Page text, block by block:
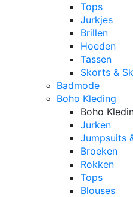
Tops
Jurkjes
Brillen
Hoeden
Tassen
Skorts &
Badmode
Boho Kleding
Boho
Jurken
Jumpsuits
Broeken
Rokken
Tops
Blouses